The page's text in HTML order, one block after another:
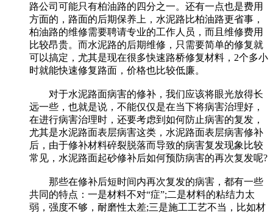
路公司可能只有柏油路的四分之一。还有一点也是费用
方面的，路面的后期保养上，水泥路比柏油路更省事，
柏油路的维修需要聘请专业的工作人员，而且维修费用
比较昂贵。而水泥路的后期维修，只需要简单的修复就
可以搞定，尤其是现在很多快速路桥修复材料，2个多小
时就能快速修复路面，价格也比较低廉。
对于水泥路面病害的修补，我们应该将眼光放得长
远一些，也就是说，不能仅仅是在当下将病害治理好，
在进行病害治理时，还要考虑到如何防止病害的复发，
尤其是水泥路面表层病害这类，水泥路面表层病害修补
后，由于修补材料碎裂脱落而导致的病害复发现象比较
常见，水泥路面起砂修补后如何预防病害的再次复发呢?
那些在修补后短时间内再次复发的病害，都有一些
共同的特点：一是材料不对“症”;二是材料的粘结力太
弱，强度不够，耐磨性太差;三是施工工艺不当，比如材